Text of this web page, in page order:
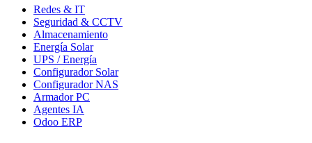
Redes & IT
Seguridad & CCTV
Almacenamiento
Energía Solar
UPS / Energía
Configurador Solar
Configurador NAS
Armador PC
Agentes IA
Odoo ERP